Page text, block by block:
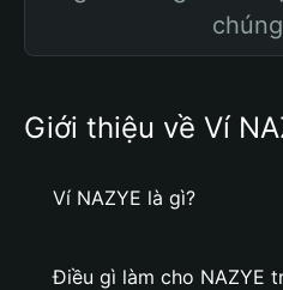
Giới thiệu về Ví
Ví NAZYE là gì?
Điều gì làm cho NAZYE